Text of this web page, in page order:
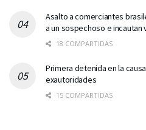
Asalto a comerciantes
a un sospechoso e incautan
18 COMPARTIDAS
Primera detenida en la
exautoridades
15 COMPARTIDAS